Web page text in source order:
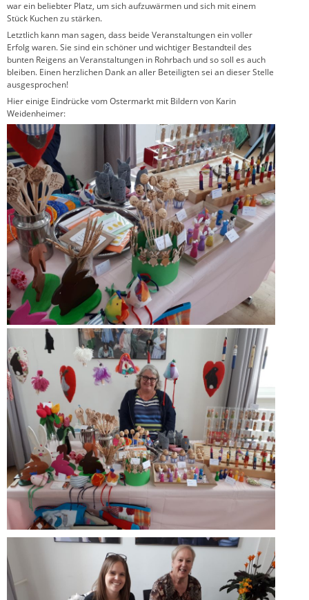
war ein beliebter Platz, um sich aufzuwärmen und sich mit einem
Stück Kuchen zu stärken.
Letztlich kann man sagen, dass beide Veranstaltungen ein voller
Erfolg waren. Sie sind ein schöner und wichtiger Bestandteil des
bunten Reigens an Veranstaltungen in Rohrbach und so soll es auch
bleiben. Einen herzlichen Dank an aller Beteiligten sei an dieser Stelle
ausgesprochen!
Hier einige Eindrücke vom Ostermarkt mit Bildern von Karin
Weidenheimer: